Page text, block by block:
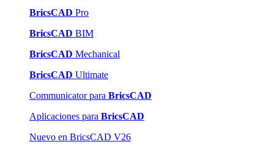
BricsCAD Pro
BricsCAD BIM
BricsCAD Mechanical
BricsCAD Ultimate
Communicator para BricsCAD
Aplicaciones para BricsCAD
Nuevo en BricsCAD V26